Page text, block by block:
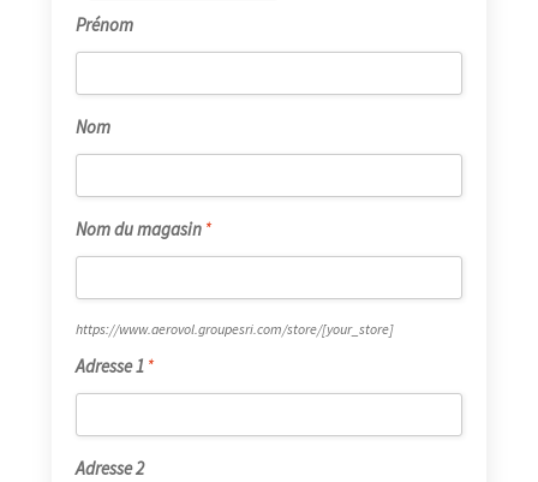
Prénom
Nom
Nom du magasin *
https://www.aerovol.groupesri.com/store/[your_store]
Adresse 1 *
Adresse 2